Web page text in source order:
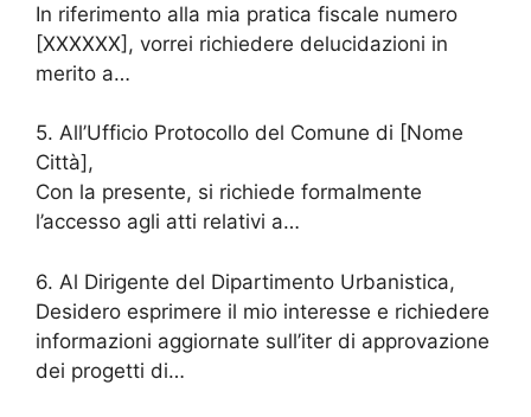
In riferimento alla mia pratica fiscale numero
[XXXXXX], vorrei richiedere delucidazioni in
merito a…
5. All’Ufficio Protocollo del Comune di [Nome
Città],
Con la presente, si richiede formalmente
l’accesso agli atti relativi a…
6. Al Dirigente del Dipartimento Urbanistica,
Desidero esprimere il mio interesse e richiedere
informazioni aggiornate sull’iter di approvazione
dei progetti di…